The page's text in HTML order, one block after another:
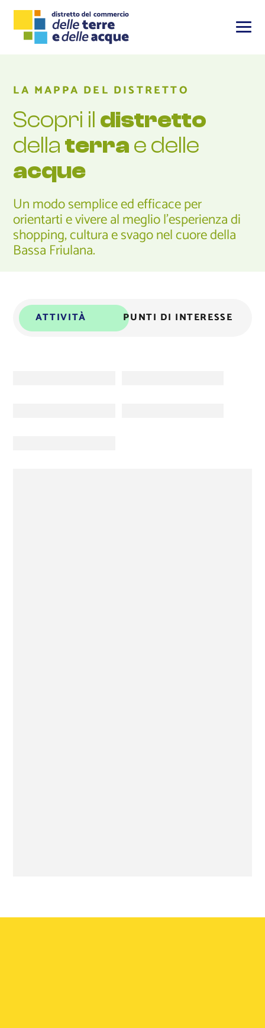
LA MAPPA DEL DISTRETTO
Scopri il distretto
dellaterra e delle
acque
Un modo semplice ed efficace per
orientarti e vivere al meglio l'esperienza di
shopping, cultura e svago nel cuore della
Bassa Friulana.
ATTIVITÀ PUNTI DI INTERESSE